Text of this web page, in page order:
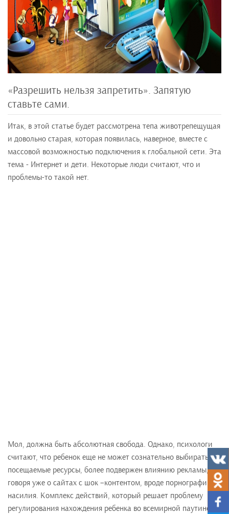
«Разрешить нельзя запретить». Запятую
ставьте сами.
Итак, в этой статье будет рассмотрена тепа животрепещущая
и довольно старая, которая появилась, наверное, вместе с
массовой возможностью подключения к глобальной сети. Эта
тема - Интернет и дети. Некоторые люди считают, что и
проблемы-то такой нет.
Мол, должна быть абсолютная свобода. Однако, психологи
считают, что ребенок еще не может сознательно выбирать
посещаемые ресурсы, более подвержен влиянию рекламы, не
говоря уже о сайтах с шок –контентом, вроде порнографии и
насилия. Комплекс действий, который решает проблему
регулирования нахождения ребенка во всемирной паутине и